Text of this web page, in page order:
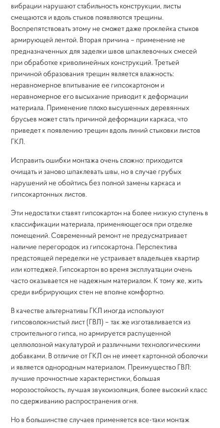
вибрации нарушают стабильность конструкции, листы
смещаются и вдоль стыков появляются трещины.
Воспрепятствовать этому не сможет даже проклейка стыков
армирующей лентой. Вторая причина – применение не
предназначенных для заделки швов шпаклевочных смесей
при обработке криволинейных конструкций. Третьей
причиной образования трещин является влажность:
неравномерное впитывание ее гипсокартоном и
неравномерное его высыхание приводит к деформации
материала. Применение плохо высушенных деревянных
брусьев может стать причиной деформации каркаса, что
приведет к появлению трещин вдоль линий стыковки листов
ГКЛ.
Исправить ошибки монтажа очень сложно: приходится
очищать и заново шпаклевать швы, но в случае грубых
нарушений не обойтись без полной замены каркаса и
гипсокартонных листов.
Эти недостатки ставят гипсокартон на более низкую ступень в
классификации материала, применяющегося при отделке
помещений. Современный ремонт не предусматривает
наличие перегородок из гипсокартона. Перспектива
предстоящей переделки не устраивает владельцев квартир
или коттеджей. Гипсокартон во время эксплуатации очень
часто оказывается не надежным материалом. К тому же, жить
среди вибрирующих стен не вполне комфортно.
В качестве альтернативы ГКЛ иногда используют
гипсоволокнистый лист (ГВЛ) – так же изготавливается из
строительного гипса, но армируется распущенной
целлюлозной макулатурой и различными технологическими
добавками. В отличие от ГКЛ он не имеет картонной оболочки
и является однородным материалом. Преимущество ГВЛ:
лучшие прочностные характеристики, большая
морозостойкость, лучшая звукоизоляция, более высокий класс
по сдерживанию распространения огня.
Но в большинстве случаев применяется все-таки монтаж